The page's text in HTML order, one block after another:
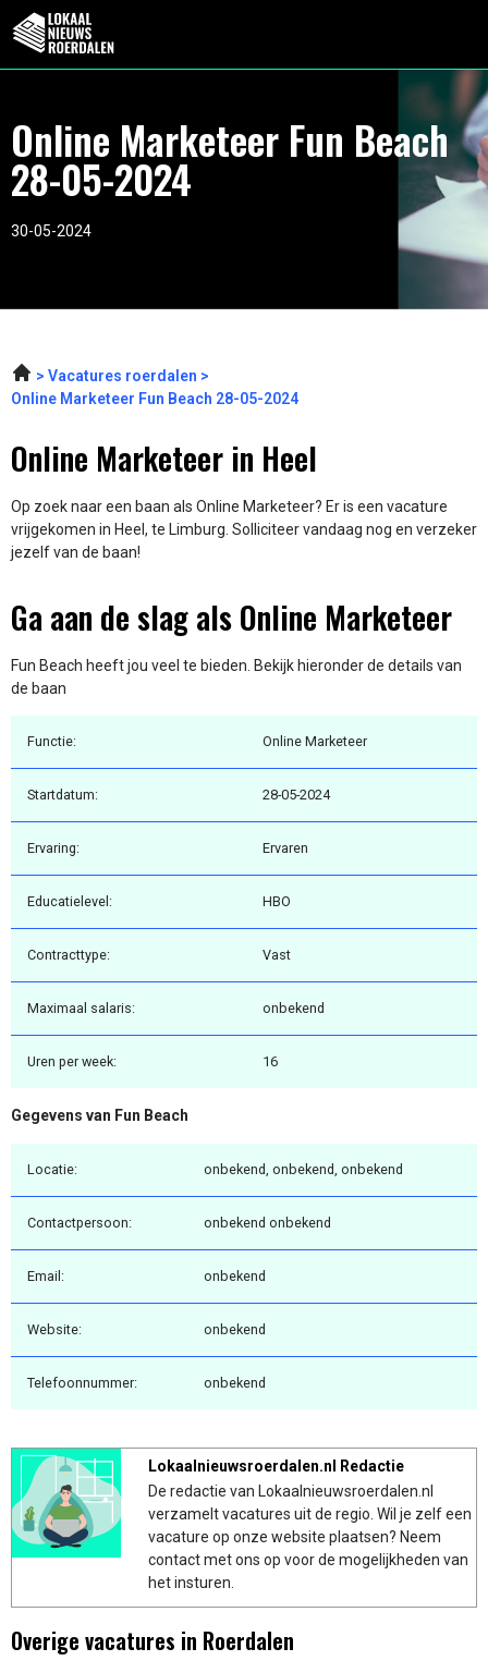
Online Marketeer Fun Beach
28-05-2024
30-05-2024
Vacatures roerdalen
Online Marketeer Fun Beach 28-05-2024
Online Marketeer in Heel
Op zoek naar een baan als Online Marketeer? Er is een vacature
vrijgekomen in Heel, te Limburg. Solliciteer vandaag nog en verzeker
jezelf van de baan!
Ga aan de slag als Online Marketeer
Fun Beach heeft jou veel te bieden. Bekijk hieronder de details van
de baan
Functie: Online Marketeer
Startdatum: 28-05-2024
Ervaring: Ervaren
Educatielevel: HBO
Contracttype: Vast
Maximaal salaris: onbekend
Uren per week: 16
Gegevens van Fun Beach
Locatie: onbekend, onbekend, onbekend
Contactpersoon: onbekend onbekend
Email: onbekend
Website: onbekend
Telefoonnummer: onbekend
Lokaalnieuwsroerdalen.nl Redactie
De redactie van Lokaalnieuwsroerdalen.nl
verzamelt vacatures uit de regio. Wil je zelf een
vacature op onze website plaatsen? Neem
contact met ons op voor de mogelijkheden van
het insturen.
Overige vacatures in Roerdalen